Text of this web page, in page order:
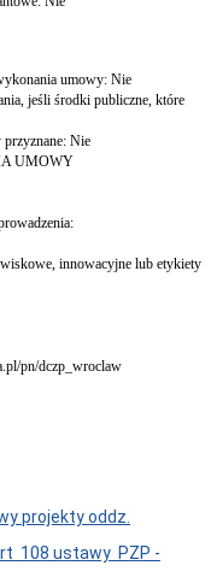
umowy: Nie
jeśli środki publiczne, które
przyznane: Nie
UMOWY
innowacyjne lub etykiety
pn/dczp_wroclaw
projekty oddz.
108 ustawy PZP -